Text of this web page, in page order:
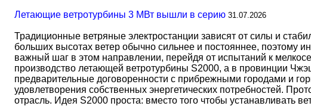
Летающие ветротурбины 3 МВт вышли в серию 31.07.2026
Традиционные ветряные электростанции зависят от силы и
больших высотах ветер обычно сильнее и постояннее, поэтому
важный шаг в этом направлении, перейдя от испытаний к
производство летающей ветротурбины S2000, а в провинции
предварительные договоренности с прибрежными городами и
удовлетворения собственных энергетических потребностей.
отрасль. Идея S2000 проста: вместо того чтобы устанавливать